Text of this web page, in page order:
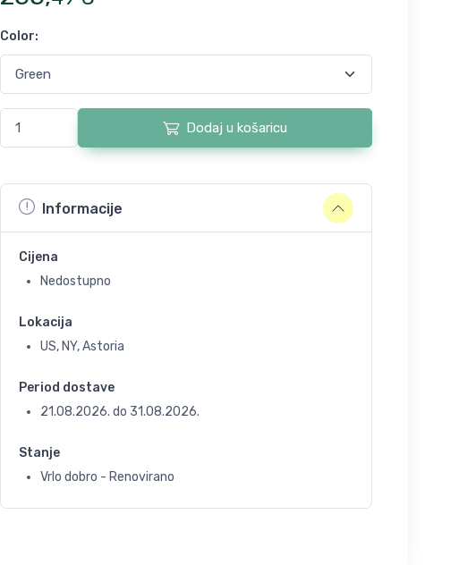
Color:
Dodaj u košaricu
Informacije
Cijena
Nedostupno
Lokacija
US, NY, Astoria
Period dostave
21.08.2026. do 31.08.2026.
Stanje
Vrlo dobro - Renovirano